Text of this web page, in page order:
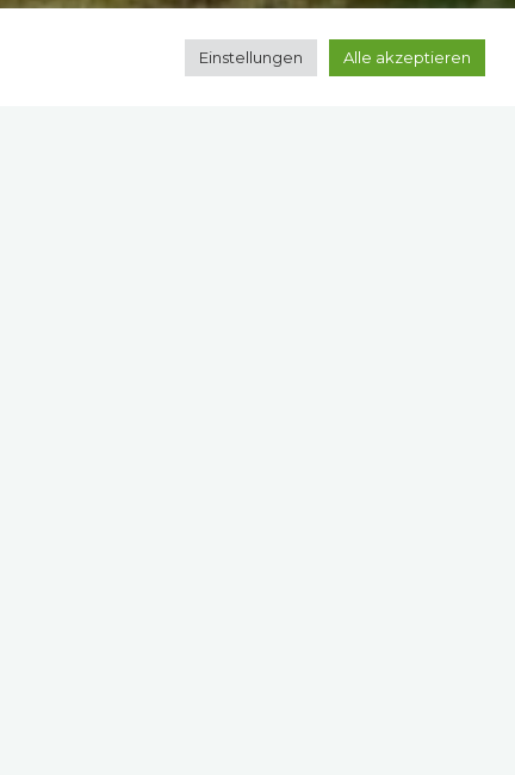
Einstellungen Alle akzeptieren